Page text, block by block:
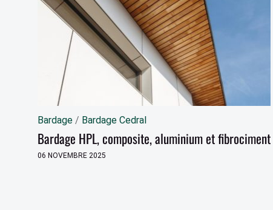
Bardage / Bardage Cedral
Bardage HPL, composite, aluminium et fibrociment
06 NOVEMBRE 2025